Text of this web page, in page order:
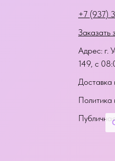
+7 (937)
Заказать
Адрес: г.
149, с
Доставка
Политика